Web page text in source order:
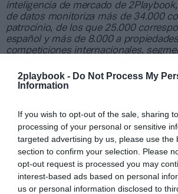
2playbook - Do Not Process My
Information
If you wish to opt-out of the sale, sharing
processing of your personal or sensitive
targeted advertising by us, please use the
section to confirm your selection. Please
opt-out request is processed you may
interest-based ads based on personal
us or personal information disclosed to
inteligencia de mercado de
de datos monitoriza más de 34.000
patrocinio, de los que 25.000
español y más de 8.000 a
competiciones internacionales,
producto y valor económico
acuerdo. Si quieres más información,
Añadir2Playbookcomo fuente
de forma gratuita
Mantente informado con las últimas